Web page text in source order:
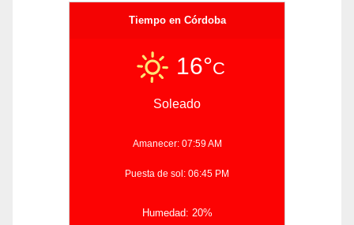
Tiempo en Córdoba
16°C
Soleado
Amanecer: 07:59 AM
Puesta de sol: 06:45 PM
Humedad: 20%